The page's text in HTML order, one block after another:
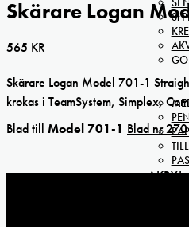
St
AKRYL
Skärare Logan
565 KR
Skärare Logan Model 701-1
krokas i TeamSystem, Simplex,
Blad till Model 701-1 Blad nr 270